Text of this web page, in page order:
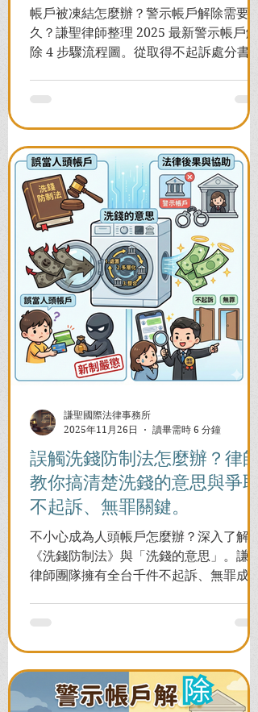
帳戶被凍結怎麼辦？警示帳戶解除需要多
久？謙聖律師整理 2025 最新警示帳戶解
除 4 步驟流程圖。從取得不起訴處分書到
誤觸洗錢防制法怎麼辦？律師
教你搞清楚洗錢的意思與爭取
不起訴、無罪關鍵。
不小心成為人頭帳戶怎麼辦？深入了解
《洗錢防制法》與「洗錢的意思」。謙聖
律師團隊擁有全台千件不起訴、無罪成功
謙聖國際法律事務所
2025年11月26日
讀畢需時 6 分鐘